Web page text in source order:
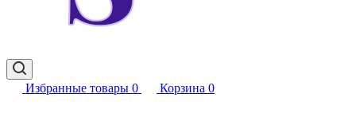
Избранные товары 0 Корзина 0